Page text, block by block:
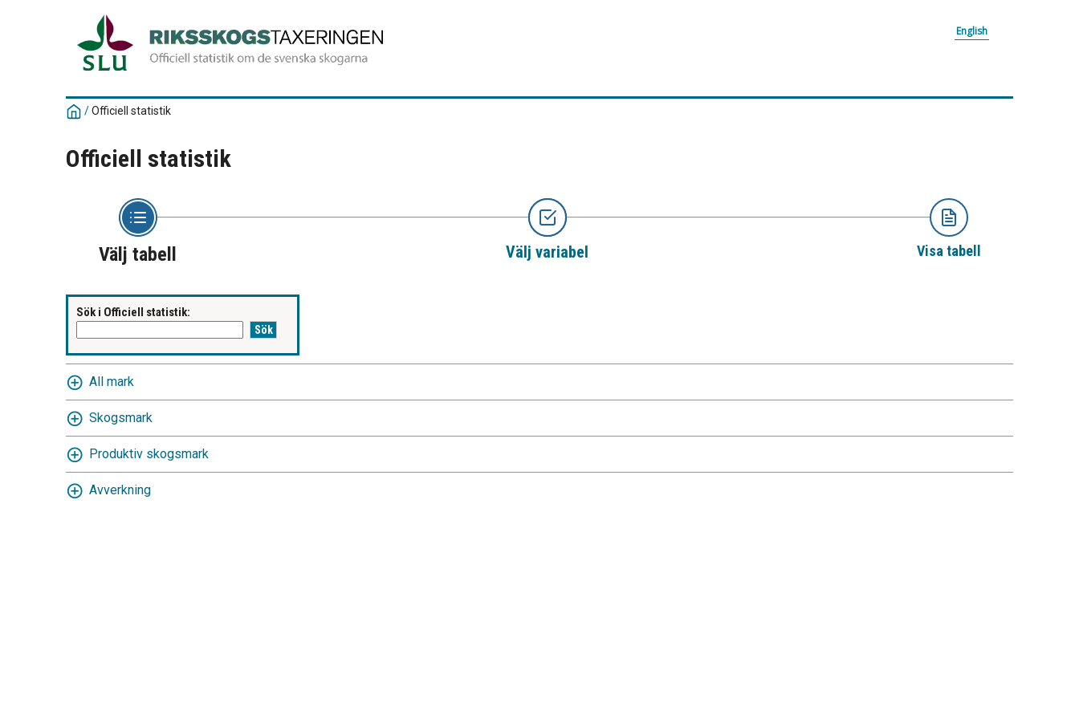
English
/Officiell statistik
Officiell statistik
Välj tabell Välj variabel Visa tabell
Sök i Officiell statistik:
All mark
Skogsmark
Produktiv skogsmark
Avverkning